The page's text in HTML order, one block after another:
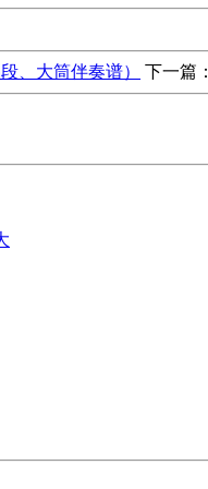
、大筒伴奏谱） 下一篇：